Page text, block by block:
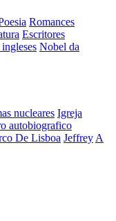
Romances
Escritores
Nobel da
nucleares Igreja
autobiografico
De Lisboa JeffreyA